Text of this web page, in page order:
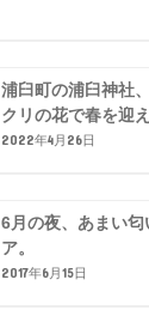
浦臼町の浦臼神社
クリの花で春を迎
2022年4月26日
6月の夜、あまい
ア。
2017年6月15日